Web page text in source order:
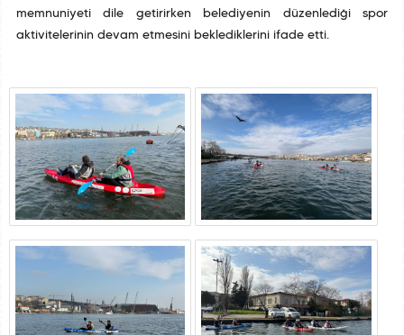
memnuniyeti dile getirirken belediyenin düzenlediği spor
aktivitelerinin devam etmesini beklediklerini ifade etti.